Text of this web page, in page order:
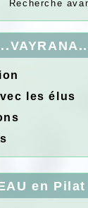
Recherche
les élus
en Pilat